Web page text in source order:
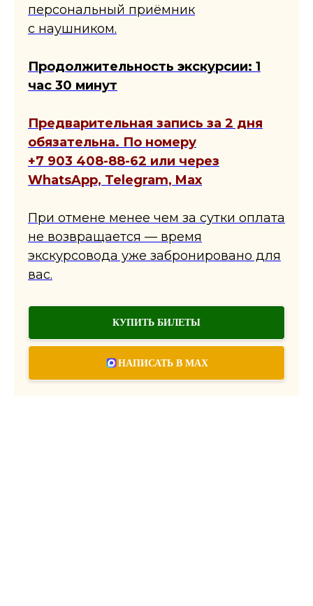
персональный приёмник
с наушником.
Продолжительность экскурсии: 1
час 30 минут
Предварительная запись за 2 дня
обязательна. По номеру
+7 903 408-88-62 или через
WhatsApp, Telegram, Max
При отмене менее чем за сутки оплата
не возвращается — время
экскурсовода уже забронировано для
вас.
КУПИТЬ БИЛЕТЫ
НАПИСАТЬ В MAX